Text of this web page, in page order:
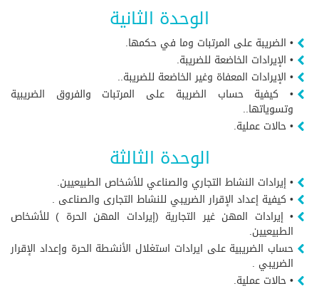
الوحدة الثانية
• الضريبة على المرتبات وما في حكمها.
• الإيرادات الخاضعة للضريبة.
• الإيرادات المعفاة وغير الخاضعة للضريبة..
• كيفية حساب الضريبة على المرتبات والفروق الضريبية
وتسوياتها..
• حالات عملية.
الوحدة الثالثة
• إيرادات النشاط التجاري والصناعي للأشخاص الطبيعيين.
• كيفية إعداد الإقرار الضريبي للنشاط التجارى والصناعى .
• إيرادات المهن غير التجارية (إيرادات المهن الحرة ) للأشخاص
الطبيعيين.
حساب الضريبية على ايرادات استغلال الأنشطة الحرة وإعداد الإقرار
الضريبي .
• حالات عملية.